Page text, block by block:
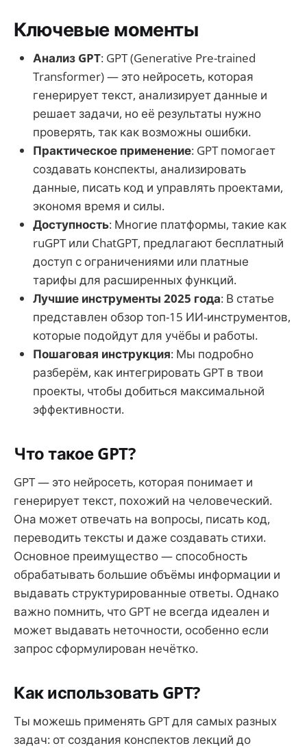
Ключевые моменты
Анализ GPT: GPT (Generative Pre-trained
Transformer) — это нейросеть, которая
генерирует текст, анализирует данные и
решает задачи, но её результаты нужно
проверять, так как возможны ошибки.
Практическое применение: GPT помогает
создавать конспекты, анализировать
данные, писать код и управлять проектами,
экономя время и силы.
Доступность: Многие платформы, такие как
ruGPT или ChatGPT, предлагают бесплатный
доступ с ограничениями или платные
тарифы для расширенных функций.
Лучшие инструменты 2025 года: В статье
представлен обзор топ-15 ИИ-инструментов,
которые подойдут для учёбы и работы.
Пошаговая инструкция: Мы подробно
разберём, как интегрировать GPT в твои
проекты, чтобы добиться максимальной
эффективности.
Что такое GPT?
GPT — это нейросеть, которая понимает и
генерирует текст, похожий на человеческий.
Она может отвечать на вопросы, писать код,
переводить тексты и даже создавать стихи.
Основное преимущество — способность
обрабатывать большие объёмы информации и
выдавать структурированные ответы. Однако
важно помнить, что GPT не всегда идеален и
может выдавать неточности, особенно если
запрос сформулирован нечётко.
Как использовать GPT?
Ты можешь применять GPT для самых разных
задач: от создания конспектов лекций до